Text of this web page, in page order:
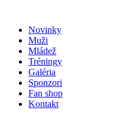
obsah
Novinky
Muži
Mládež
Tréningy
Galéria
Sponzori
Fan shop
Kontakt